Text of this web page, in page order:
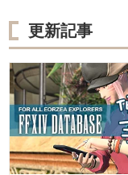
更新記事